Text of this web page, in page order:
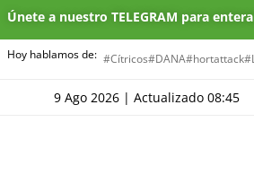
Únete a nuestro TELEGRAM para
Hoy hablamos de: #Cítricos#DANA#hortattack
9 Ago 2026 | Actualizado 08:45